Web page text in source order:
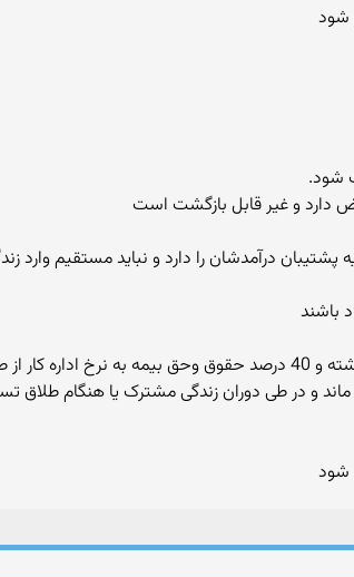
شود
شود.
دارد و غیر قابل بازگشت است
درآمدشان را دارد و نباید مستقیم وارد
باشند
در صورتی که زن خانه دار باشد ، شوهر حکم کار فرما را برای زن داشته
و در طی دوران زندگی مشترک یا هنگام طلاق
شود